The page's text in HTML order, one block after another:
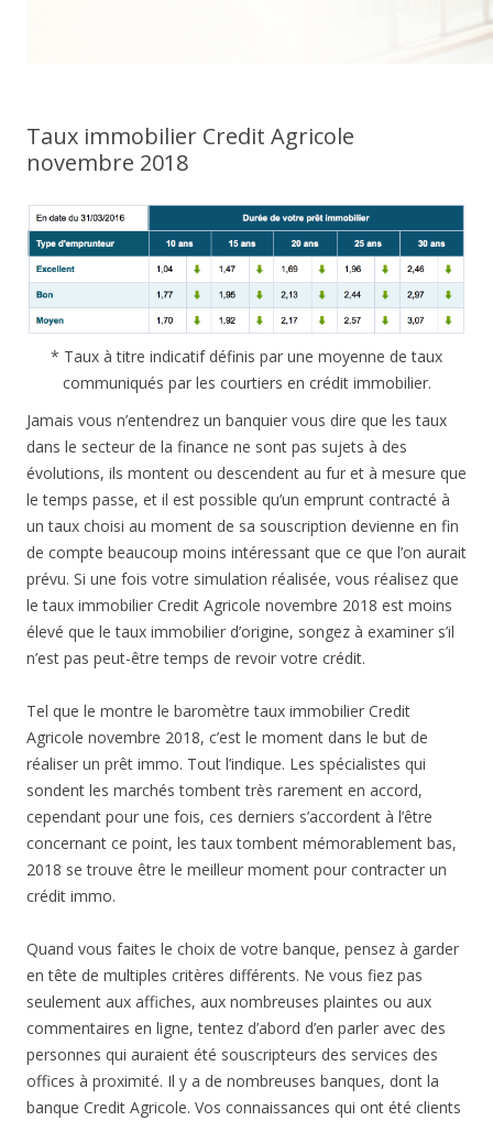
Taux immobilier Credit Agricole
novembre 2018
* Taux à titre indicatif définis par une moyenne de taux
communiqués par les courtiers en crédit immobilier.
Jamais vous n’entendrez un banquier vous dire que les taux
dans le secteur de la finance ne sont pas sujets à des
évolutions, ils montent ou descendent au fur et à mesure que
le temps passe, et il est possible qu’un emprunt contracté à
un taux choisi au moment de sa souscription devienne en fin
de compte beaucoup moins intéressant que ce que l’on aurait
prévu. Si une fois votre simulation réalisée, vous réalisez que
le taux immobilier Credit Agricole novembre 2018 est moins
élevé que le taux immobilier d’origine, songez à examiner s’il
n’est pas peut-être temps de revoir votre crédit.
Tel que le montre le baromètre taux immobilier Credit
Agricole novembre 2018, c’est le moment dans le but de
réaliser un prêt immo. Tout l’indique. Les spécialistes qui
sondent les marchés tombent très rarement en accord,
cependant pour une fois, ces derniers s’accordent à l’être
concernant ce point, les taux tombent mémorablement bas,
2018 se trouve être le meilleur moment pour contracter un
crédit immo.
Quand vous faites le choix de votre banque, pensez à garder
en tête de multiples critères différents. Ne vous fiez pas
seulement aux affiches, aux nombreuses plaintes ou aux
commentaires en ligne, tentez d’abord d’en parler avec des
personnes qui auraient été souscripteurs des services des
offices à proximité. Il y a de nombreuses banques, dont la
banque Credit Agricole. Vos connaissances qui ont été clients